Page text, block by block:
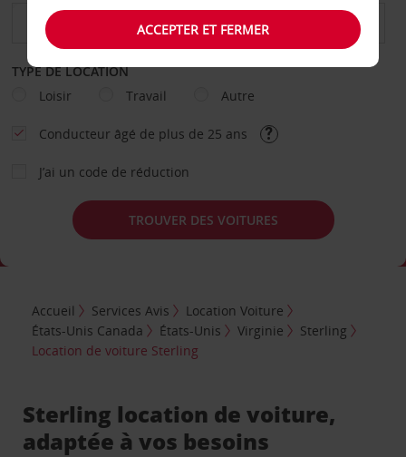
TYPE DE LOCATION
Loisir
Travail Autre
Conducteur âgé de plus de 25 ans
J’ai un code de réduction
TROUVER DES VOITURES
Accueil Services Avis
Location Voiture
États-Unis Canada
États-Unis Virginie
Sterling
Location de voiture Sterling
Sterling location de voiture,
adaptée à vos besoins
ACCEPTER ET FERMER